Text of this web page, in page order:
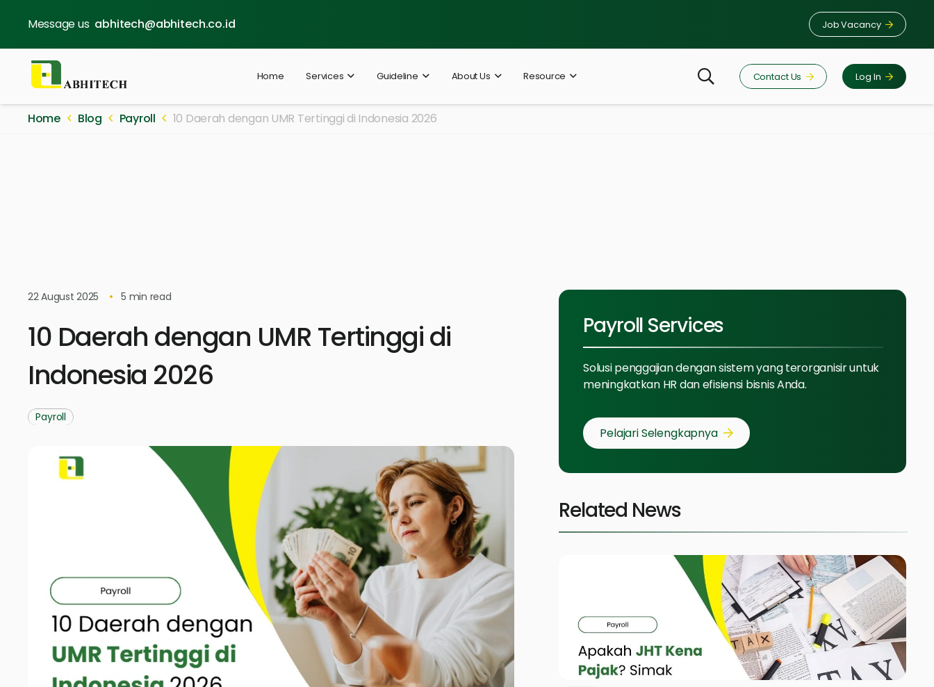
Message us abhitech@abhitech.co.id Job Vacancy
Home Services Guideline About Us Resource Contact Us Log In
Home Blog Payroll 10 Daerah dengan UMR Tertinggi di Indonesia 2026
22 August 2025 5 min read
10 Daerah dengan UMR Tertinggi di
Indonesia 2026
Payroll
Payroll Services
Solusi penggajian dengan sistem yang terorganisir untuk
meningkatkan HR dan efisiensi bisnis Anda.
Pelajari Selengkapnya
Related News